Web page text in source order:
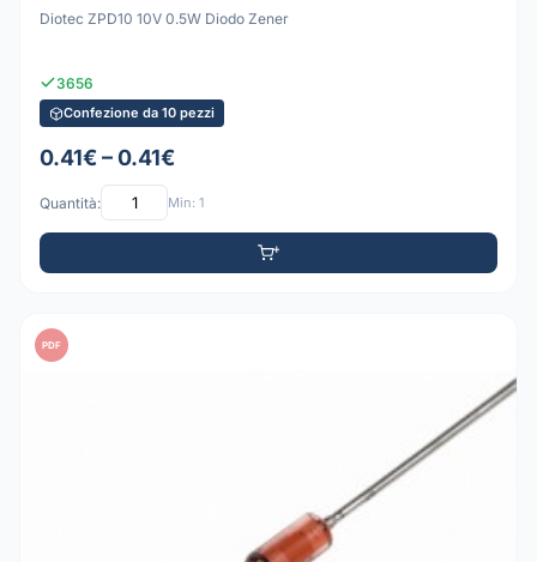
Diotec ZPD10 10V 0.5W Diodo Zener
3656
Confezione da 10 pezzi
0.41€ – 0.41€
Quantità: Min: 1
PDF